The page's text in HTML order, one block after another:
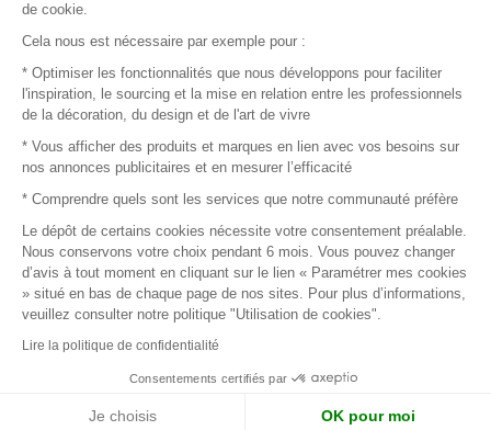
© 2016 –Organisation SAFI
Recrutement
Mentions légales
Conditions commerciales
Piano Analytics
de cookie.
Cela nous est nécessaire par exemple pour :
* Optimiser les fonctionnalités que nous développons pour faciliter
l'inspiration, le sourcing et la mise en relation entre les professionnels
de la décoration, du design et de l'art de vivre
* Vous afficher des produits et marques en lien avec vos besoins sur
nos annonces publicitaires et en mesurer l’efficacité
* Comprendre quels sont les services que notre communauté préfère
Le dépôt de certains cookies nécessite votre consentement préalable.
Nous conservons votre choix pendant 6 mois. Vous pouvez changer
d’avis à tout moment en cliquant sur le lien « Paramétrer mes cookies
» situé en bas de chaque page de nos sites. Pour plus d’informations,
veuillez consulter notre politique "Utilisation de cookies".
Lire la politique de confidentialité
Consentements certifiés par
Je choisis OK pour moi